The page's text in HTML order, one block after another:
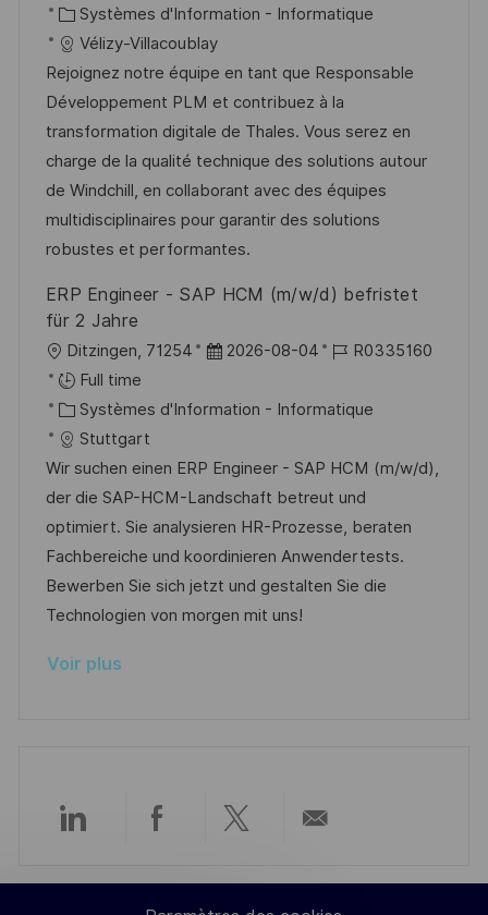
e
t
e
c
a
l
i
s
a
t
i
o
a
t
e
d
’
a
f
f
i
h
e
é
f
é
r
e
n
c
e
d
p
C
a
t
é
g
o
r
i
e
Systèmes d'Information - Informatique
Vélizy-Villacoublay
Rejoignez notre équipe en tant que Responsable
Développement PLM et contribuez à la
transformation digitale de Thales. Vous serez en
charge de la qualité technique des solutions autour
de Windchill, en collaborant avec des équipes
multidisciplinaires pour garantir des solutions
robustes et performantes.
ERP Engineer - SAP HCM (m/w/d) befristet
für 2 Jahre
o
c
a
l
i
s
a
t
i
n
Ditzingen, 71254
D
t
d
’
a
f
f
i
2026-08-04
R
f
r
e
n
c
e
R0335160
Full time
C
a
t
é
g
o
r
i
Systèmes d'Information - Informatique
Stuttgart
Wir suchen einen ERP Engineer - SAP HCM (m/w/d),
der die SAP-HCM-Landschaft betreut und
optimiert. Sie analysieren HR-Prozesse, beraten
Fachbereiche und koordinieren Anwendertests.
Bewerben Sie sich jetzt und gestalten Sie die
Technologien von morgen mit uns!
Voir plus
Partager
via
Partager
via
Partager
via
par